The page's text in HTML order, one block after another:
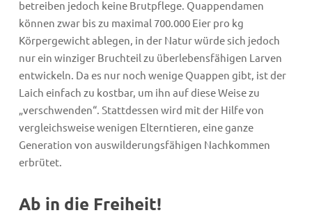
betreiben jedoch keine Brutpflege. Quappendamen
können zwar bis zu maximal 700.000 Eier pro kg
Körpergewicht ablegen, in der Natur würde sich jedoch
nur ein winziger Bruchteil zu überlebensfähigen Larven
entwickeln. Da es nur noch wenige Quappen gibt, ist der
Laich einfach zu kostbar, um ihn auf diese Weise zu
„verschwenden“. Stattdessen wird mit der Hilfe von
vergleichsweise wenigen Elterntieren, eine ganze
Generation von auswilderungsfähigen Nachkommen
erbrütet.
Ab in die Freiheit!